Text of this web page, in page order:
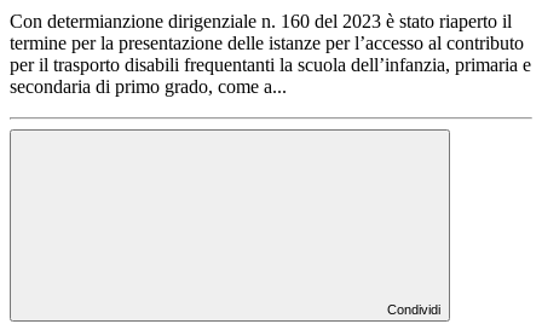
Con determianzione dirigenziale n. 160 del 2023 è stato riaperto il
termine per la presentazione delle istanze per l’accesso al contributo
per il trasporto disabili frequentanti la scuola dell’infanzia, primaria e
secondaria di primo grado, come a...
Condividi